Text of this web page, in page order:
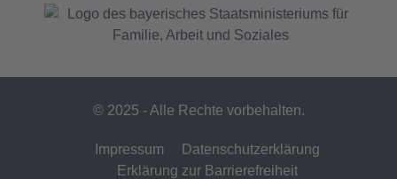
© 2025 - Alle Rechte vorbehalten.
Impressum
Datenschutzerklärung
Erklärung zur Barrierefreiheit